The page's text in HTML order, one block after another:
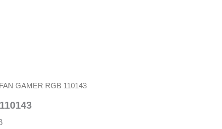
GAMER RGB 110143